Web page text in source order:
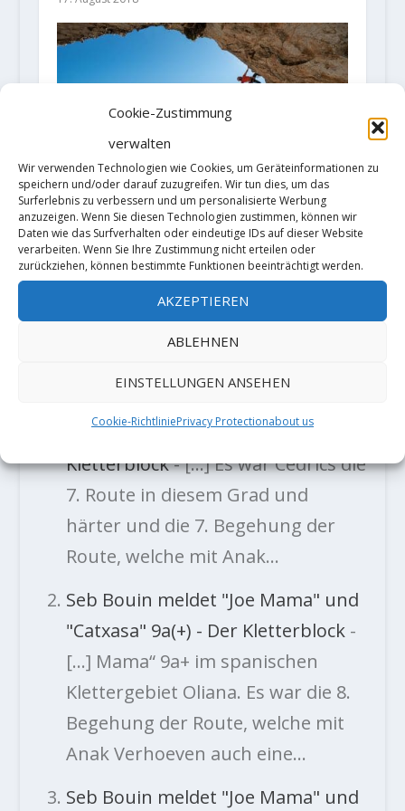
Cookie-Zustimmung
verwalten
Wir verwenden Technologien wie Cookies, um Geräteinformationen zu
speichern und/oder darauf zuzugreifen. Wir tun dies, um das
Surferlebnis zu verbessern und um personalisierte Werbung
anzuzeigen. Wenn Sie diesen Technologien zustimmen, können wir
Daten wie das Surfverhalten oder eindeutige IDs auf dieser Website
verarbeiten. Wenn Sie Ihre Zustimmung nicht erteilen oder
zurückziehen, können bestimmte Funktionen beeinträchtigt werden.
AKZEPTIEREN
ABLEHNEN
EINSTELLUNGEN ANSEHEN
Cookie-RichtliniePrivacy Protectionabout us
Alexander Huber meldet „La
Bavarese“ (X+/8b+) auf Sardinien
8. März 2022
Mama" 9a+ in Oliana - Der
Kletterblock- […] Es war Cédrics die
7. Route in diesem Grad und
härter und die 7. Begehung der
Route, welche mit Anak…
Seb Bouin meldet "Joe Mama" und
"Catxasa" 9a(+) - Der Kletterblock-
[…] Mama“ 9a+ im spanischen
Klettergebiet Oliana. Es war die 8.
Begehung der Route, welche mit
Anak Verhoeven auch eine…
Seb Bouin meldet "Joe Mama" und